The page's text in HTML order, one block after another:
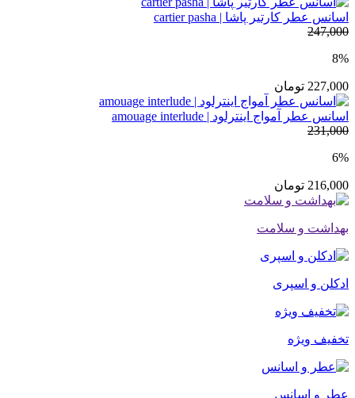
اسانس عطر کارتیر پاشا | cartier pasha
247,000
8%
227,000 تومان
اسانس عطر آمواج اینترلود | amouage interlude
231,000
6%
216,000 تومان
بهداشت و سلامت
ادکلن و اسپری
تخفیف ویژه
عطر و اسانس